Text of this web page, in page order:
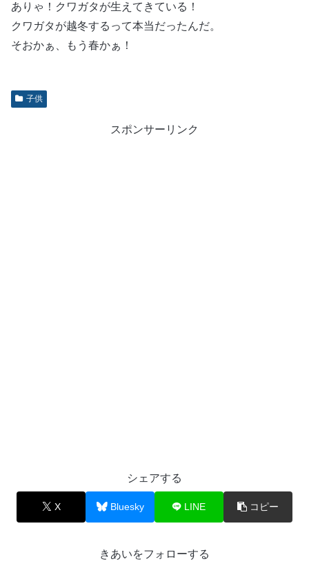
ありゃ！クワガタが生えてきている！
クワガタが越冬するって本当だったんだ。
そおかぁ、もう春かぁ！
子供
スポンサーリンク
シェアする
X Bluesky LINE コピー
きあいをフォローする